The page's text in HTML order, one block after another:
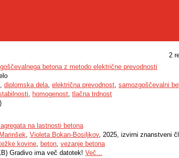
2
betona z metodo električne prevodnosti
, diplomska dela, električna prevodnost, samozgoščevalni
, homogenost, tlačna trdnost
na lastnosti betona
, Violeta Bokan-Bosiljkov, 2025, izvirni znanstveni
kovine, beton, vezanje betona
Gradivo ima več datotek! Več...